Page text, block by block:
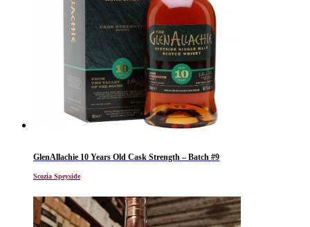
GlenAllachie 10 Years Old Cask Strength – Batch #9
Scozia Speyside